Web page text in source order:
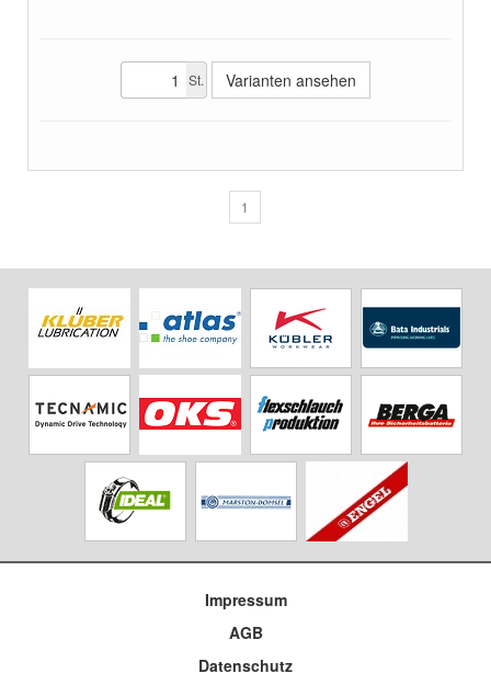
St. Varianten ansehen
1
Impressum
AGB
Datenschutz